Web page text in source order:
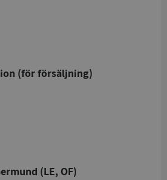
(för försäljning)
(LE, OF)